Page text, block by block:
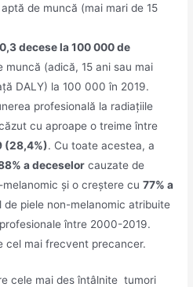
de muncă (mai mari de 15
0,3 decese la 100 000 de
muncă (adică, 15 ani sau mai
DALY) la 100 000 în 2019.
profesională la radiațiile
cu aproape o treime între
(28,4%). Cu toate acestea, a
a deceselor cauzate de
melanomic și o creștere cu77% a
de piele non-melanomic atribuite
între 2000-2019.
cel mai frecvent precancer.
cele mai des întâlnite tumori